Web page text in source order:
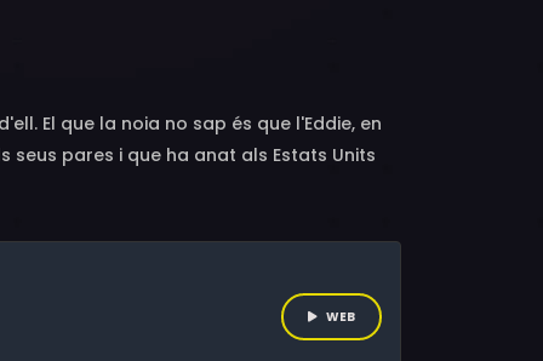
Ratray, Clare Preuss, Yaani King
Joanne Baron, Stephen Singer, Sarah
Pearson, Dagmar Bláhová, Henrik
Richard Lee, Barbora Kodetová, Klára
Robert Russel, Go Go Jean Michel Francis,
Burke, Michael McLachlan, Patricia Netzer,
El que la noia no sap és que l'Eddie, en
pares i que ha anat als Estats Units
a fill dels reis de Dinamarca.
WEB